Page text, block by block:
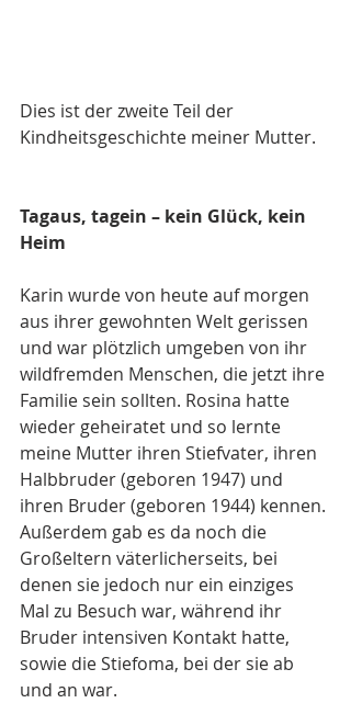
Dies ist der zweite Teil der
Kindheitsgeschichte meiner Mutter.
Tagaus, tagein – kein Glück, kein
Heim
Karin wurde von heute auf morgen
aus ihrer gewohnten Welt gerissen
und war plötzlich umgeben von ihr
wildfremden Menschen, die jetzt ihre
Familie sein sollten. Rosina hatte
wieder geheiratet und so lernte
meine Mutter ihren Stiefvater, ihren
Halbbruder (geboren 1947) und
ihren Bruder (geboren 1944) kennen.
Außerdem gab es da noch die
Großeltern väterlicherseits, bei
denen sie jedoch nur ein einziges
Mal zu Besuch war, während ihr
Bruder intensiven Kontakt hatte,
sowie die Stiefoma, bei der sie ab
und an war.